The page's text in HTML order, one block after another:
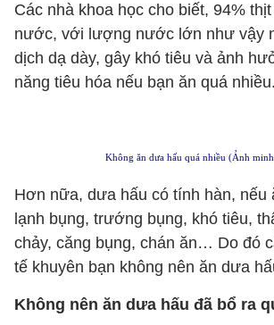
Các nhà khoa học cho biết, 94%
nước, với lượng nước lớn như vậy
dịch dạ dày, gây khó tiêu và ảnh
năng tiêu hóa nếu bạn ăn quá nhiều.
Không ăn dưa hấu quá nhiều (Ảnh
Hơn nữa, dưa hấu có tính hàn, nếu
lạnh bụng, trướng bụng, khó tiêu,
chảy, căng bụng, chán ăn… Do đó
tế khuyên bạn không nên ăn dưa
Không nên ăn dưa hấu đã bổ ra